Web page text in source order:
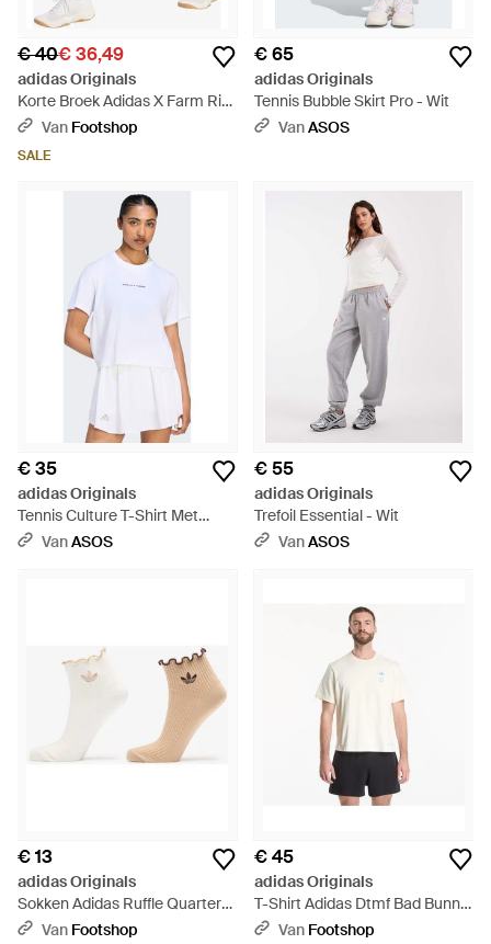
€ 40€ 36,49
adidas Originals
Korte Broek Adidas X Farm Rio
Bike Shorts Ecru Tint/ Shadow -
Van Footshop
SALE
€ 65
adidas Originals
Tennis Bubble Skirt Pro - Wit
VanASOS
€ 35
adidas Originals
Tennis Culture T-Shirt Met
Grafische Print - Wit
VanASOS
€ 55
adidas Originals
Trefoil Essential - Wit
VanASOS
€ 13
adidas Originals
Sokken Adidas Ruffle Quarter
Socks Off/ Magic/ Aurora
Van Footshop
€ 45
adidas Originals
T-Shirt Adidas Dtmf Bad Bunny
Heavyweight Merch Tee - Wit
Van Footshop